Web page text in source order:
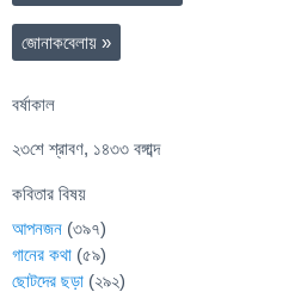
জোনাকবেলায় »
বর্ষাকাল
২৩শে শ্রাবণ, ১৪৩৩ বঙ্গাব্দ
কবিতার বিষয়
আপনজন (৩৯৭)
গানের কথা (৫৯)
ছোটদের ছড়া (২৯২)